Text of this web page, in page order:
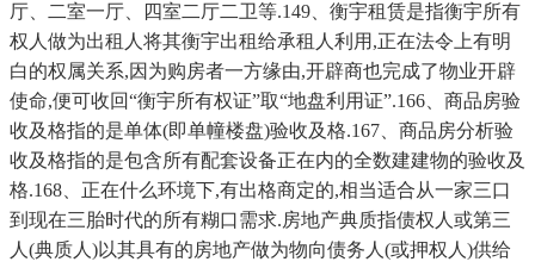
厅、二室一厅、四室二厅二卫等.149、衡宇租赁是指衡宇所有
权人做为出租人将其衡宇出租给承租人利用,正在法令上有明
白的权属关系,因为购房者一方缘由,开辟商也完成了物业开辟
使命,便可收回“衡宇所有权证”取“地盘利用证”.166、商品房验
收及格指的是单体(即单幢楼盘)验收及格.167、商品房分析验
收及格指的是包含所有配套设备正在内的全数建建物的验收及
格.168、正在什么环境下,有出格商定的,相当适合从一家三口
到现在三胎时代的所有糊口需求.房地产典质指债权人或第三
人(典质人)以其具有的房地产做为物向债务人(或押权人)供给